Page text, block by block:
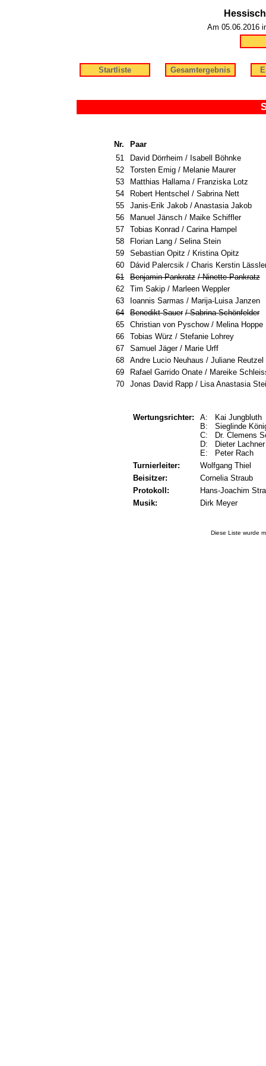
Am 05.06.2016
Startliste Gesamtergebnis
Nr.
Paar
51
David Dörrheim / Isabell Böhnke
52
Torsten Emig / Melanie Maurer
53
Matthias Hallama / Franziska Lotz
54
Robert Hentschel / Sabrina Nett
55
Janis-Erik Jakob / Anastasia Jakob
56
Manuel Jänsch / Maike Schiffler
57
Tobias Konrad / Carina Hampel
58
Florian Lang / Selina Stein
59
Sebastian Opitz / Kristina Opitz
60
Dávid Palercsik / Charis Kerstin
61
Benjamin Pankratz /Ninette Pankratz
62
Tim Sakip / Marleen Weppler
63
Ioannis Sarmas / Marija-Luisa Janzen
64
Benedikt Sauer /Sabrina Schönfelder
65
Christian von Pyschow / Melina Hoppe
66
Tobias Würz / Stefanie Lohrey
67
Samuel Jäger / Marie Urff
68
Andre Lucio Neuhaus / Juliane Reutzel
69
Rafael Garrido Onate / Mareike
70
Jonas David Rapp / Lisa Anastasia
Wertungsrichter:
A: Kai Jungbluth
B: Sieglinde
C: Dr. Clemens
D: Dieter
E: Peter Rach
Turnierleiter:
Wolfgang Thiel
Beisitzer:
Cornelia Straub
Protokoll:
Hans-Joachim
Musik:
Dirk Meyer
Diese Liste wurde